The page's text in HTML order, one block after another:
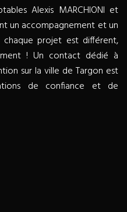
Alexis MARCHIONI et
un accompagnement et un
chaque projet est différent,
! Un contact dédié à
sur la ville de Targon est
de confiance et de